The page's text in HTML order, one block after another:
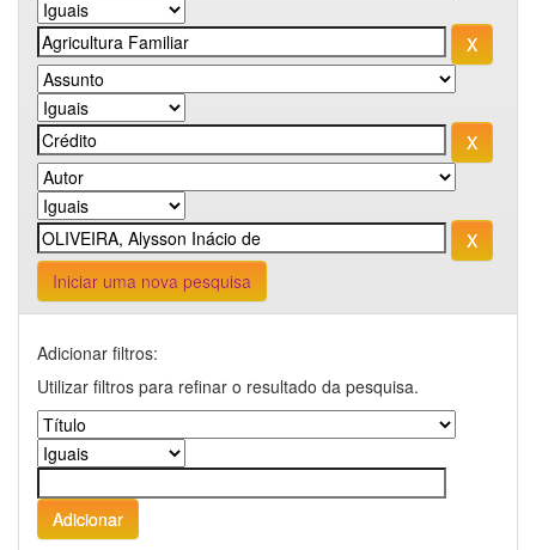
Iniciar uma nova pesquisa
Adicionar filtros:
Utilizar filtros para refinar o resultado da pesquisa.